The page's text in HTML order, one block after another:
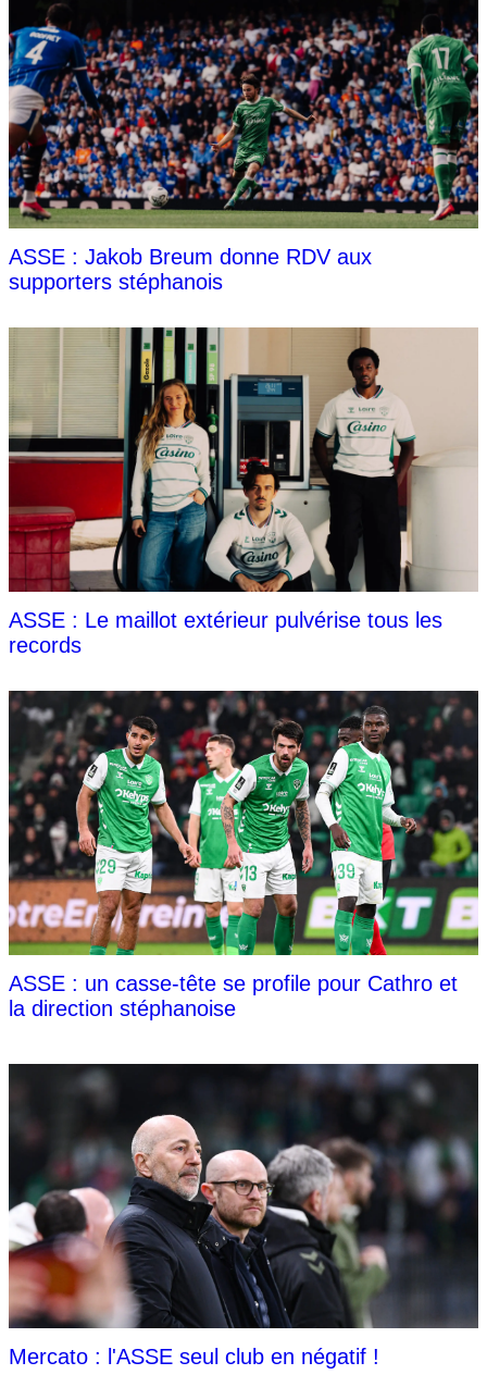
ASSE : Jakob Breum donne RDV aux
supporters stéphanois
ASSE : Le maillot extérieur pulvérise tous les
records
ASSE : un casse-tête se profile pour Cathro et
la direction stéphanoise
Mercato : l'ASSE seul club en négatif !